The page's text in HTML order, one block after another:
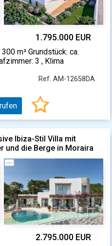
1.795.000 EUR
m² Grundstück: ca.
3 , Klima
Ref. AM-12658DA
Ibiza-Stil Villa mit
und die Berge in Moraira
2.795.000 EUR